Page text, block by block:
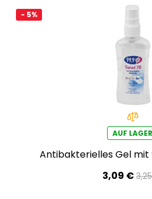
- 5%
AUF LAGER
Antibakterielles Gel mit
3,09 €